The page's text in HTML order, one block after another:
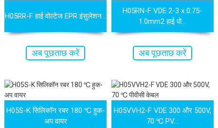
H05RR-F हाई वोल्टेज EPR इंसुलेशन...
अब पूछताछ करें
H05RN-F VDE 2-3 x 0.75-
1.0mm2 हाई वो...
अब पूछताछ करें
H05S-K सिलिकॉन रबर 180 ℃ हुक-
अप वायर
H05VVH2-F VDE 300 और 500V,
70 ℃ PV...
XLPE जैकेटेड केबल XL-PE
केबल शील्डेड अल...
UL21452 कम वोल्टेज विद्युत केबल एमपीपीई-
पीई मल्टीकोर केबल जैकेट...